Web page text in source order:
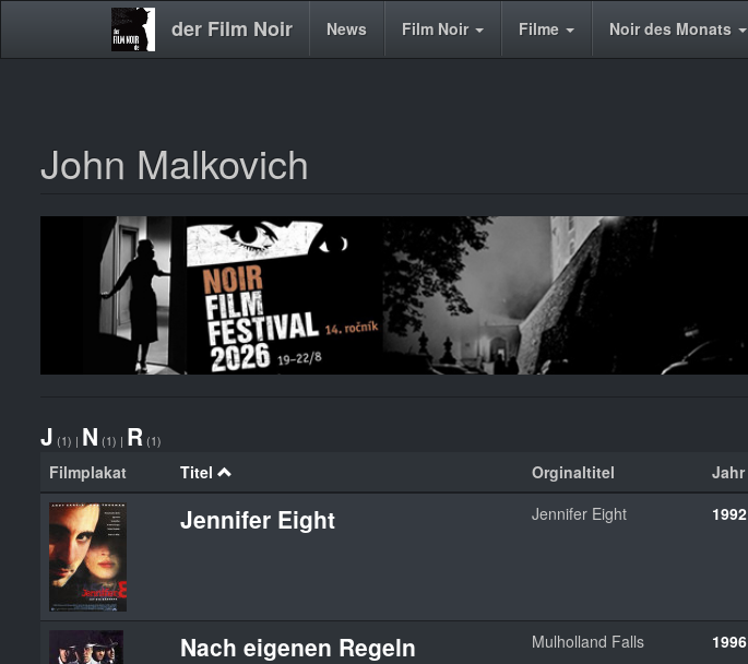
der Film Noir
Main News Film Noir Filme Noir des Monats
John Malkovich
J (1) | N (1) | R (1)
Filmplakat Titel Orginaltitel Jahr
Jennifer Eight Jennifer Eight 1992
Nach eigenen Regeln Mulholland Falls 1996